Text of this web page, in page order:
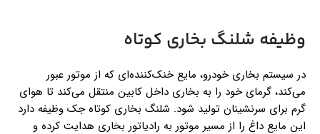
وظیفه شلنگ بخاری کوتاه
در سیستم بخاری خودرو، مایع خنک‌کننده‌ای که از موتور عبور
می‌کند، گرمای خود را به بخاری داخل کابین منتقل می‌کند تا هوای
گرم برای سرنشینان تولید شود. شلنگ بخاری کوتاه جک وظیفه دارد
این مایع داغ را از مسیر موتور به رادیاتور بخاری هدایت کرده و